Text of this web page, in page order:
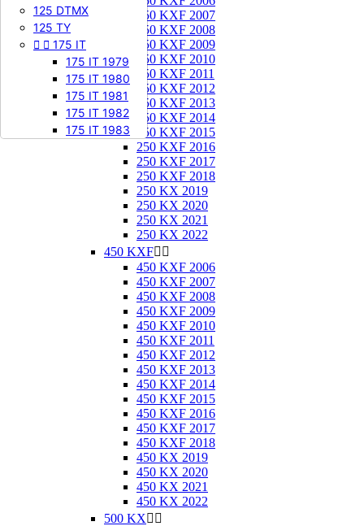
125 DTMX
125 TY
  175 IT
175 IT 1979
175 IT 1980
175 IT 1981
175 IT 1982
175 IT 1983
250 KXF 2007
250 KXF 2008
250 KXF 2009
250 KXF 2010
250 KXF 2011
250 KXF 2012
250 KXF 2013
250 KXF 2014
250 KXF 2015
250 KXF 2016
250 KXF 2017
250 KXF 2018
250 KX 2019
250 KX 2020
250 KX 2021
250 KX 2022
450 KXF 
450 KXF 2006
450 KXF 2007
450 KXF 2008
450 KXF 2009
450 KXF 2010
450 KXF 2011
450 KXF 2012
450 KXF 2013
450 KXF 2014
450 KXF 2015
450 KXF 2016
450 KXF 2017
450 KXF 2018
450 KX 2019
450 KX 2020
450 KX 2021
450 KX 2022
500 KX 